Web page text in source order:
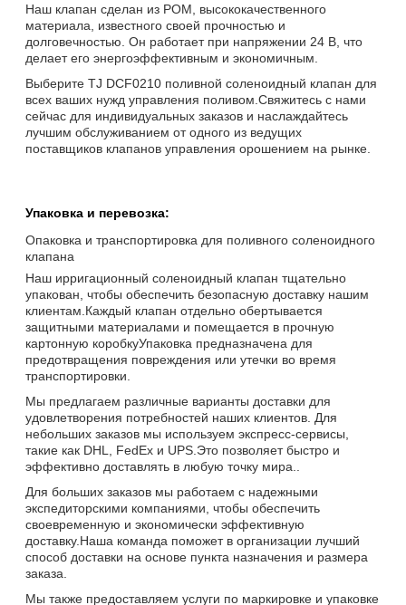
Наш клапан сделан из POM, высококачественного
материала, известного своей прочностью и
долговечностью. Он работает при напряжении 24 В, что
делает его энергоэффективным и экономичным.
Выберите TJ DCF0210 поливной соленоидный клапан для
всех ваших нужд управления поливом.Свяжитесь с нами
сейчас для индивидуальных заказов и наслаждайтесь
лучшим обслуживанием от одного из ведущих
поставщиков клапанов управления орошением на рынке.
Упаковка и перевозка:
Опаковка и транспортировка для поливного соленоидного
клапана
Наш ирригационный соленоидный клапан тщательно
упакован, чтобы обеспечить безопасную доставку нашим
клиентам.Каждый клапан отдельно обертывается
защитными материалами и помещается в прочную
картонную коробкуУпаковка предназначена для
предотвращения повреждения или утечки во время
транспортировки.
Мы предлагаем различные варианты доставки для
удовлетворения потребностей наших клиентов. Для
небольших заказов мы используем экспресс-сервисы,
такие как DHL, FedEx и UPS.Это позволяет быстро и
эффективно доставлять в любую точку мира..
Для больших заказов мы работаем с надежными
экспедиторскими компаниями, чтобы обеспечить
своевременную и экономически эффективную
доставку.Наша команда поможет в организации лучший
способ доставки на основе пункта назначения и размера
заказа.
Мы также предоставляем услуги по маркировке и упаковке